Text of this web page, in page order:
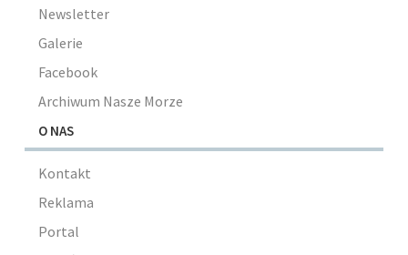
Newsletter
Galerie
Facebook
Archiwum Nasze Morze
O NAS
Kontakt
Reklama
Portal